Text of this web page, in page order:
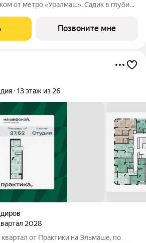
от метро «Уралмаш». Садик в глубине
рядом с ним. Паркинг и уютный
для
Позвоните мне
13 этаж из 26
2028